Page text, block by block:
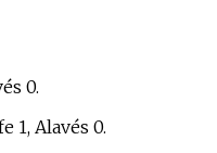
0.
1, Alavés 0.